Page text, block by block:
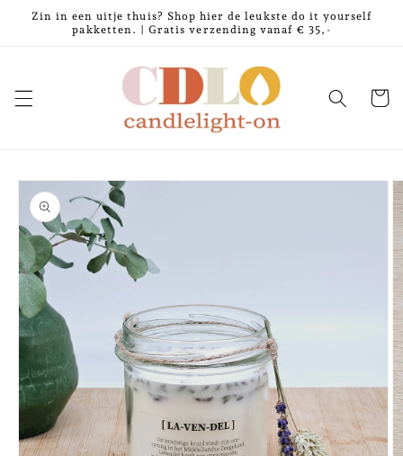
naar de
content
Zin in een uitje thuis? Shop hier de leukste do it yourself
pakketten. | Gratis verzending vanaf € 35,-
direct naar